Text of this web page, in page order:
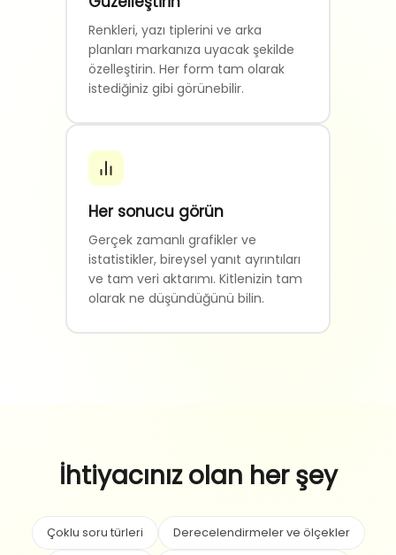
Renkleri, yazı tiplerini ve arka
planları markanıza uyacak şekilde
özelleştirin. Her form tam olarak
istediğiniz gibi görünebilir.
Her sonucu görün
Gerçek zamanlı grafikler ve
istatistikler, bireysel yanıt ayrıntıları
ve tam veri aktarımı. Kitlenizin tam
olarak ne düşündüğünü bilin.
İhtiyacınız olan her şey
Çoklu soru türleri Derecelendirmeler ve ölçekler